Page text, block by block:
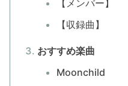
【メンバー】
【収録曲】
おすすめ楽曲
Moonchild